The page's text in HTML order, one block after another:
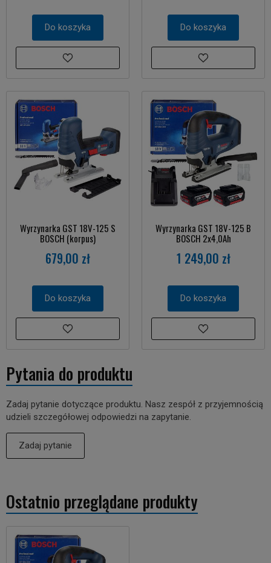
Do koszyka Do koszyka
Wyrzynarka GST 18V-125 S
BOSCH (korpus)
679,00 zł
Do koszyka
Wyrzynarka GST 18V-125 B
BOSCH 2x4,0Ah
1 249,00 zł
Do koszyka
Pytania do produktu
Zadaj pytanie dotyczące produktu. Nasz zespół z przyjemnością
udzieli szczegółowej odpowiedzi na zapytanie.
Zadaj pytanie
Ostatnio przeglądane produkty